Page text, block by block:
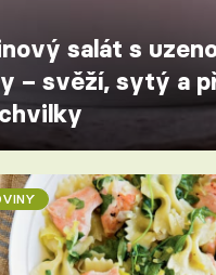
salát s
– svěží, sytý a